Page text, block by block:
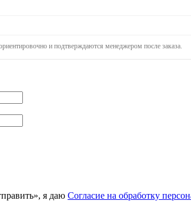
и подтверждаются менеджером после заказа.
я даю Согласие на обработку